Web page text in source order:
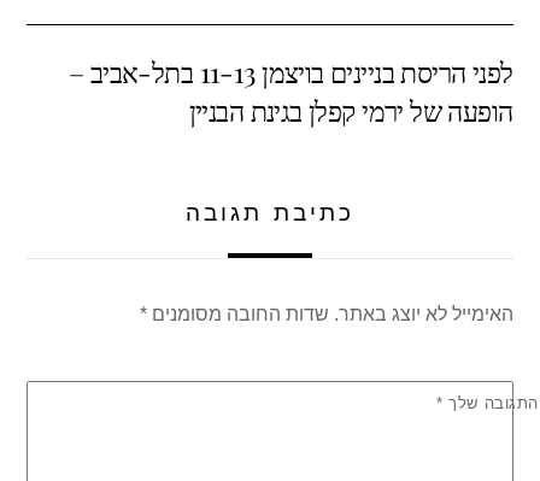
e
b
o
er
s
A
p
e
לפני הריסת בניינים בויצמן 11-13 בתל-אביב –
הופעה של ירמי קפלן בגינת הבניין
כתיבת תגובה
האימייל לא יוצג באתר. שדות החובה מסומנים*
התגובה שלך *